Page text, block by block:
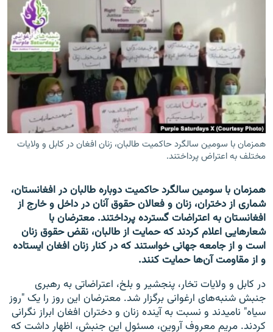
بحران مهاجرت
'کووید-۱۹'
تماس
صفحه پشتو
Azadi English
به ما بپیوندید
همۀ سایت‌های رادیو آزادی/ رادیو اروپای آزاد
همزمان با سومین سالگرد حاکمیت طالبان، زنان افغان در کابل و ولایات
مختلف به اعتراض پرداختند.
همزمان با سومین سالگرد حاکمیت دوباره طالبان در افغانستان،
شماری از دختران، زنان و فعالان حقوق آنان در داخل و خارج از
افغانستان به اعتراضات گسترده پرداختند. معترضان با
شعارهایی اعلام کردند که حمایت از طالبان، نقض حقوق زنان
است و از جامعه جهانی خواستند که در کنار زنان افغان ایستاده
و از مقاومت آن‌ها حمایت کنند.
در کابل و ولایات تخار، پنجشیر و بلخ، اعتراضاتی به رهبری
جنبش شنبه‌های ارغوانی برگزار شد. معترضان این روز را یک "روز
سیاه" نامیدند و نسبت به آینده زنان و دختران افغان ابراز نگرانی
کردند. مریم معروف آروین، مسئول این جنبش، اظهار داشت که